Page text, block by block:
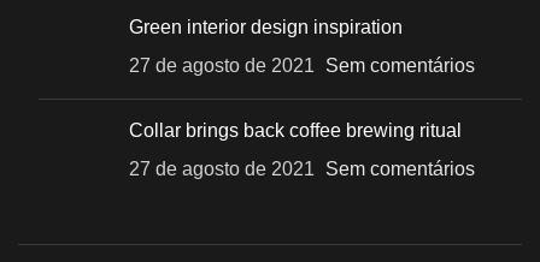
Green interior design inspiration
27 de agosto de 2021
Sem comentários
Collar brings back coffee brewing ritual
27 de agosto de 2021
Sem comentários